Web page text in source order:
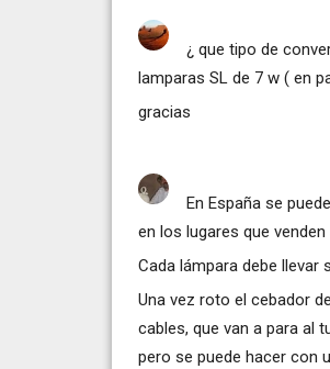
¿ que tipo de
lamparas SL de 7 w ( en
gracias
En España se
en los lugares que
Cada lámpara debe
Una vez roto el cebador
cables, que van a para al
pero se puede hacer con